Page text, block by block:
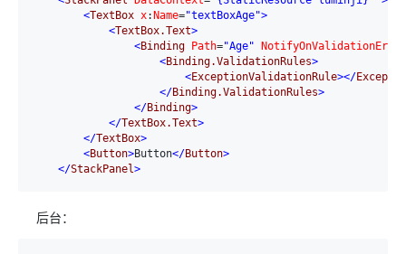
<TextBox x: Name="textBoxAge">
<TextBox.Text>
<Binding Path="Age"
NotifyOnValidationError
<Binding.ValidationRules>
<ExceptionValidationRule></
</Binding.ValidationRules>
</Binding>
</TextBox.Text>
</TextBox>
<Button>Button</Button>
</StackPanel>
后台：